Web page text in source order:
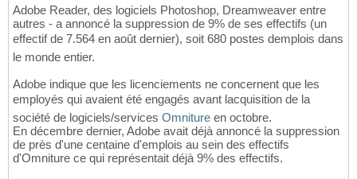
Adobe Reader, des logiciels Photoshop, Dreamweaver entre
autres - a annoncé la suppression de 9% de ses effectifs (un
effectif de 7.564 en août dernier), soit 680 postes demplois dans
le monde entier.
Adobe indique que les licenciements ne concernent que les
employés qui avaient été engagés avant lacquisition de la
société de logiciels/services Omniture en octobre.
En décembre dernier, Adobe avait déjà annoncé la suppression
de près d'une centaine d'emplois au sein des effectifs
d'Omniture ce qui représentait déjà 9% des effectifs.